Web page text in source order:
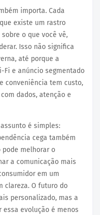
importa. Cada
existe um rastro
o que você vê,
Isso não significa
até porque a
Fi e anúncio segmentado
conveniência tem custo,
dados, atenção e
é simples:
cega também
pode melhorar o
a comunicação mais
em um
clareza. O futuro do
personalizado, mas a
essa evolução é menos